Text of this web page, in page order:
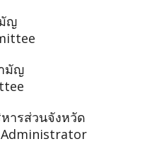
ญ
มัญ
ารส่วนจังหวัด